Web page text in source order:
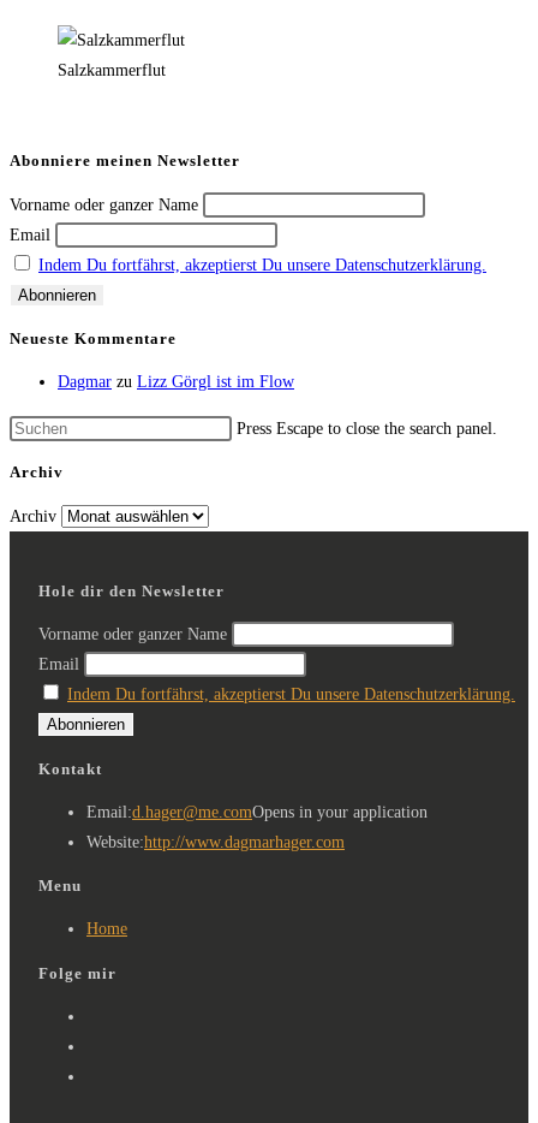
Salzkammerflut
Abonniere meinen Newsletter
Vorname oder ganzer Name
Email
Indem Du fortfährst, akzeptierst Du unsere Datenschutzerklärung.
Neueste Kommentare
Dagmar zu Lizz Görgl ist im Flow
Press Escape to close the search panel.
Archiv
Archiv
Hole dir den Newsletter
Vorname oder ganzer Name
Email
Indem Du fortfährst, akzeptierst Du unsere Datenschutzerklärung.
Kontakt
Email:d.hager@me.comOpens in your application
Website:http://www.dagmarhager.com
Menu
Home
Folge mir